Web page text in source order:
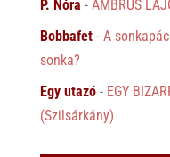
P. Nóra - AMBRUS
Bobbafet- A
sonka?
Egy utazó- EGY
(Szilsárkány)